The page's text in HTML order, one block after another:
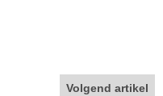
Volgend artikel